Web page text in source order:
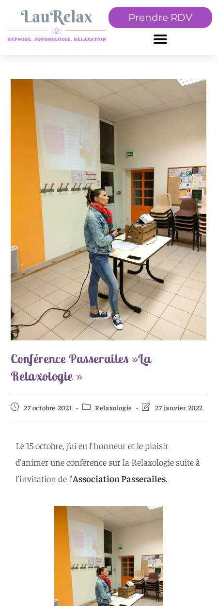
Prendre RDV
Conférence Passerailes »La
Relaxologie »
27 octobre 2021 Relaxologie 27 janvier 2022
Le 15 octobre, j’ai eu l’honneur et le plaisir
d’animer une conférence sur la Relaxologie suite à
l’invitation de l’Association Passerailes.